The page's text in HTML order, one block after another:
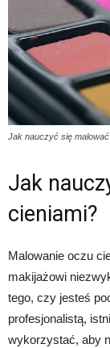
Jak nauczyć się
Jak
cieniami?
Malowanie oczu
makijażowi
tego, czy jesteś
profesjonalistą,
wykorzystać, aby